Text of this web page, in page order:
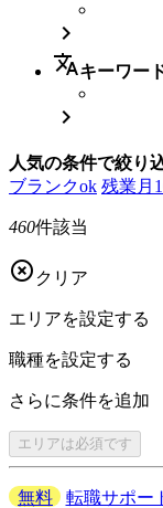

translateキーワー

人気の条件で絞り
ブランクok 残業月
460件該当
 クリア
エリアを設定する
職種を設定する
さらに条件を追加
エリアは必須です
無料 転職サポー